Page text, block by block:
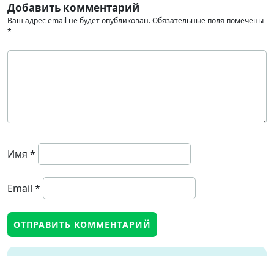
Добавить комментарий
Ваш адрес email не будет опубликован.Обязательные поля помечены
*
Имя *
Email *